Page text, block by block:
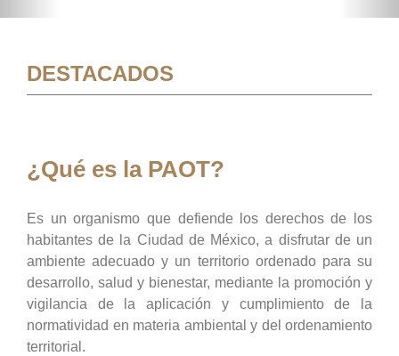
DESTACADOS
¿Qué es la PAOT?
Es un organismo que defiende los derechos de los
habitantes de la Ciudad de México, a disfrutar de un
ambiente adecuado y un territorio ordenado para su
desarrollo, salud y bienestar, mediante la promoción y
vigilancia de la aplicación y cumplimiento de la
normatividad en materia ambiental y del ordenamiento
territorial.